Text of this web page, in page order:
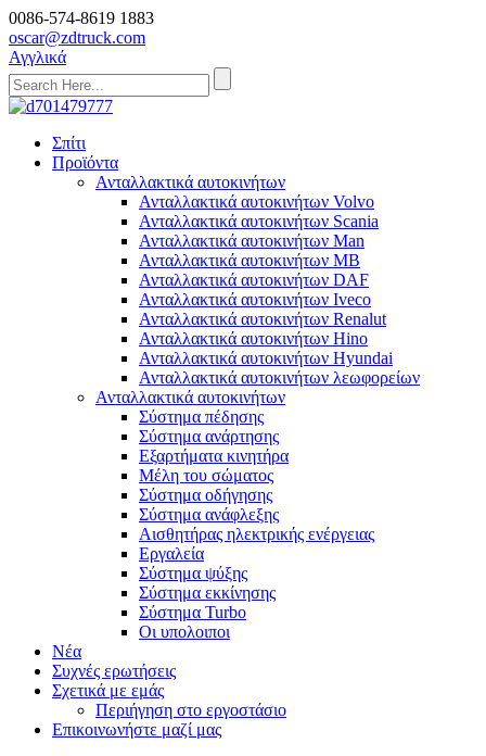
0086-574-8619 1883
oscar@zdtruck.com
Αγγλικά
Σπίτι
Προϊόντα
Ανταλλακτικά αυτοκινήτων
Ανταλλακτικά αυτοκινήτων Volvo
Ανταλλακτικά αυτοκινήτων Scania
Ανταλλακτικά αυτοκινήτων Man
Ανταλλακτικά αυτοκινήτων MB
Ανταλλακτικά αυτοκινήτων DAF
Ανταλλακτικά αυτοκινήτων Iveco
Ανταλλακτικά αυτοκινήτων Renalut
Ανταλλακτικά αυτοκινήτων Hino
Ανταλλακτικά αυτοκινήτων Hyundai
Ανταλλακτικά αυτοκινήτων λεωφορείων
Ανταλλακτικά αυτοκινήτων
Σύστημα πέδησης
Σύστημα ανάρτησης
Εξαρτήματα κινητήρα
Μέλη του σώματος
Σύστημα οδήγησης
Σύστημα ανάφλεξης
Αισθητήρας ηλεκτρικής ενέργειας
Εργαλεία
Σύστημα ψύξης
Σύστημα εκκίνησης
Σύστημα Turbo
Οι υπολοιποι
Νέα
Συχνές ερωτήσεις
Σχετικά με εμάς
Περιήγηση στο εργοστάσιο
Επικοινωνήστε μαζί μας